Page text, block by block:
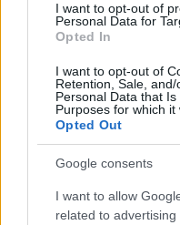
I want to opt-out of
Personal Data for
Opted In
I want to opt-out of
Retention, Sale,
Personal Data that
Purposes for which it
Opted Out
Google consents
I want to allow
related to